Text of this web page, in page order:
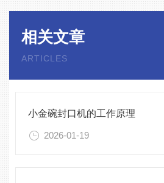
相关文章
ARTICLES
小金碗封口机的工作原理
2026-01-19